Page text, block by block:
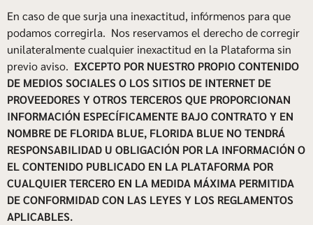
En caso de que surja una inexactitud, infórmenos para que
podamos corregirla. Nos reservamos el derecho de corregir
unilateralmente cualquier inexactitud en la Plataforma sin
previo aviso. EXCEPTO POR NUESTRO PROPIO CONTENIDO
DE MEDIOS SOCIALES O LOS SITIOS DE INTERNET DE
PROVEEDORES Y OTROS TERCEROS QUE PROPORCIONAN
INFORMACIÓN ESPECÍFICAMENTE BAJO CONTRATO Y EN
NOMBRE DE FLORIDA BLUE, FLORIDA BLUE NO TENDRÁ
RESPONSABILIDAD U OBLIGACIÓN POR LA INFORMACIÓN O
EL CONTENIDO PUBLICADO EN LA PLATAFORMA POR
CUALQUIER TERCERO EN LA MEDIDA MÁXIMA PERMITIDA
DE CONFORMIDAD CON LAS LEYES Y LOS REGLAMENTOS
APLICABLES.